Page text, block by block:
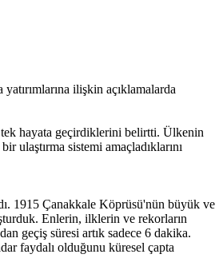
ilişkin açıklamalarda
tek hayata geçirdiklerini belirtti. Ülkenin
ulaştırma sistemi amaçladıklarını
1915 Çanakkale Köprüsü'nün büyük ve
Enlerin, ilklerin ve rekorların
geçiş süresi artık sadece 6 dakika.
faydalı olduğunu küresel çapta